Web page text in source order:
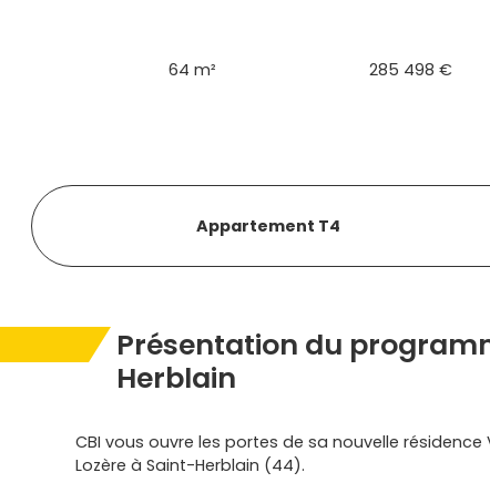
64 m² 285 498 €
Appartement T4
Présentation du
Herblain
CBI vous ouvre les portes de sa nouvelle résidence
Lozère à Saint-Herblain (44).